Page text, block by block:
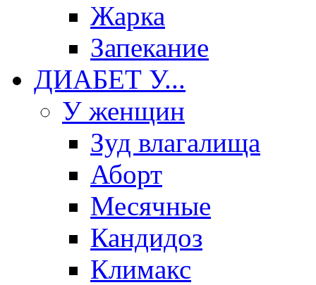
Жарка
Запекание
ДИАБЕТ У...
У женщин
Зуд влагалища
Аборт
Месячные
Кандидоз
Климакс